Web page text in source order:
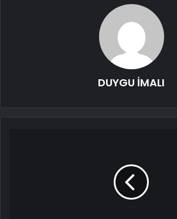
DUYGU İMALI